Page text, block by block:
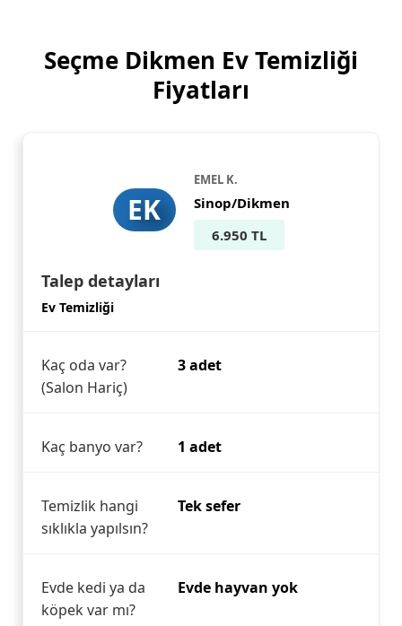
Seçme Dikmen Ev Temizliği
Fiyatları
EK
EMEL K.
Sinop/Dikmen
6.950 TL
Talep detayları
Ev Temizliği
Kaç oda var?
(Salon Hariç)
3 adet
Kaç banyo var? 1 adet
Temizlik hangi
sıklıkla yapılsın?
Tek sefer
Evde kedi ya da
köpek var mı?
Evde hayvan yok